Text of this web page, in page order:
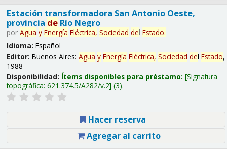
Estación transformadora San Antonio Oeste,
provincia deRío Negro
por Agua y Energía Eléctrica, Sociedad del Estado.
Idioma: Español
Editor: Buenos Aires: Agua y Energía Eléctrica, Sociedad del Estado,
1988
Disponibilidad: Ítems disponibles para préstamo: Signatura
topográfica: 621.374.5/A282/v.2 (3).
Hacer reserva
Agregar al carrito